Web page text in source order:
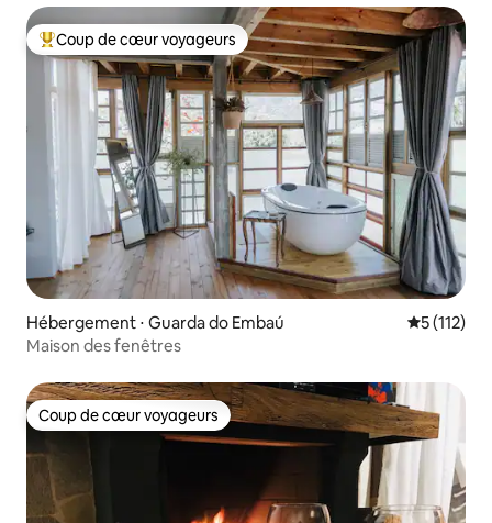
Coups de cœur voyageurs les plus appréciés
Coup de cœur voyageurs
Hébergement ⋅ Guarda do Embaú Évaluation
5 (112)
Maison des fenêtres
Coup de cœur voyageurs
Coup de cœur voyageurs